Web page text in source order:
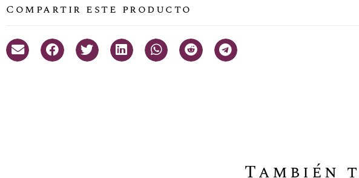
Compartir este producto
También